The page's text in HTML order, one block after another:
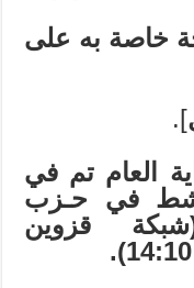
به على
].
العام تم في
اعتقال 117 ناشط في حـزب
قزوين